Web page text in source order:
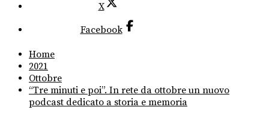
X
Facebook
Home
2021
Ottobre
“Tre minuti e poi”. In rete da ottobre un nuovo
podcast dedicato a storia e memoria